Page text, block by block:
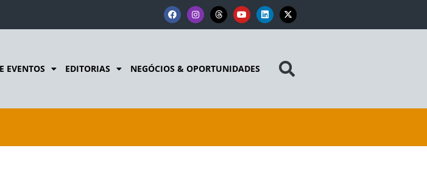
EVENTOS EDITORIAS NEGÓCIOS & OPORTUNIDADES